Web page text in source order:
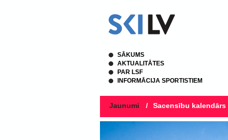
SĀKUMS
AKTUALITĀTES
PAR LSF
INFORMĀCIJA SPORTISTIEM
Jaunumi / Sacensību kalendārs